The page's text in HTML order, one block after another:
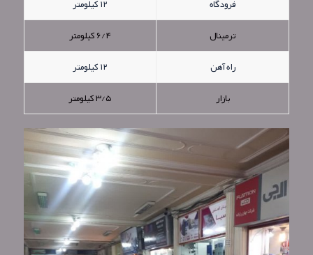
فرودگاه
۱۲ کیلومتر
ترمینال
۶/۴ کیلومتر
راه آهن
۱۲ کیلومتر
بازار
۳/۵ کیلومتر